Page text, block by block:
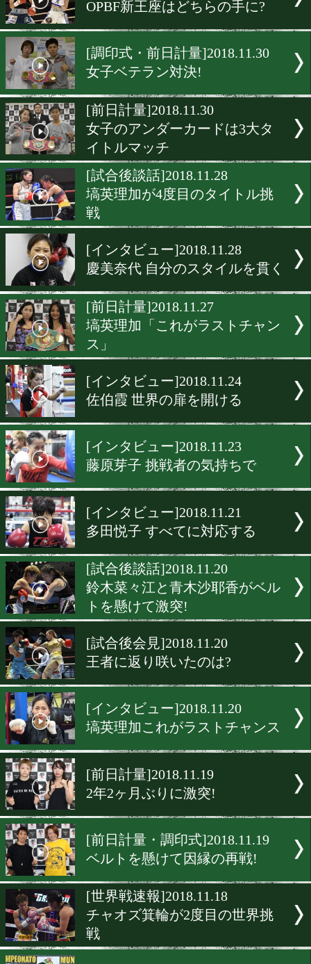
[試合後談話]2018.12.1
ダイレクトリマッチの結末
[試合後談話]2018.12.1
OPBF新王座はどちらの手
[調印式・前日計量
[前日計量]2018.11.30
女子のアンダーカードは3
イトルマッチ
[試合後談話]2018.11.28
塙英理加が4度目のタイト
戦
[インタビュー]2018.11.28
慶美奈代 自分のスタイル
[前日計量]2018.11.27
塙英理加「これがラストチ
ス」
[インタビュー]2018.11.24
佐伯霞 世界の扉を開ける
[インタビュー]2018.11.23
藤原芽子 挑戦者の気持ちで
[インタビュー]2018.11.21
鈴木菜々江と青木沙耶香が
トを懸けて激突!
[試合後会見]2018.11.20
王者に返り咲いたのは?